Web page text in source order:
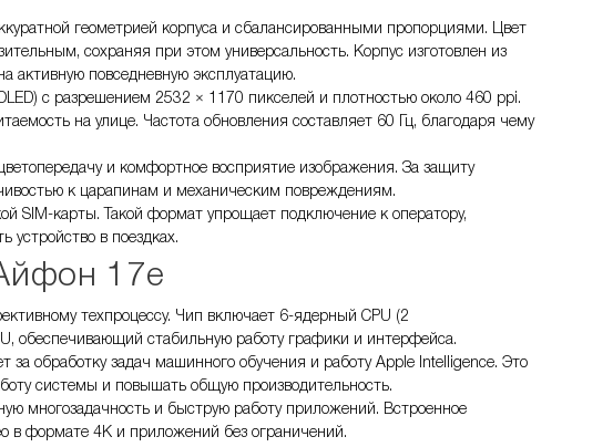
геометрией корпуса и сбалансированными пропорциями. Цвет
сохраняя при этом универсальность. Корпус изготовлен из
активную повседневную эксплуатацию.
с разрешением 2532 × 1170 пикселей и плотностью около 460 ppi.
на улице. Частота обновления составляет 60 Гц, благодаря чему
и комфортное восприятие изображения. За защиту
к царапинам и механическим повреждениям.
SIM-карты. Такой формат упрощает подключение к оператору,
устройство в поездках.
17е
техпроцессу. Чип включает 6-ядерный CPU (2
обеспечивающий стабильную работу графики и интерфейса.
обработку задач машинного обучения и работу Apple Intelligence. Это
системы и повышать общую производительность.
многозадачность и быструю работу приложений. Встроенное
в формате 4K и приложений без ограничений.